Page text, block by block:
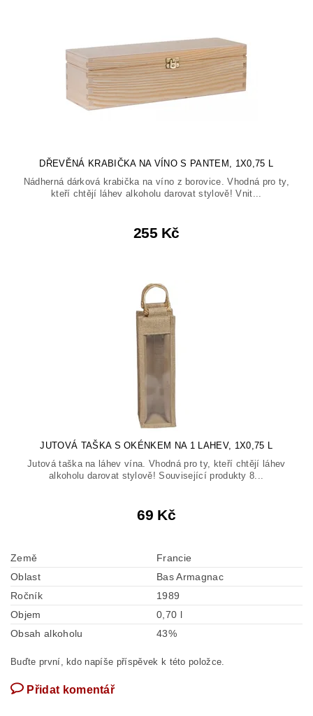
DŘEVĚNÁ KRABIČKA NA VÍNO S PANTEM, 1X0,75 L
Nádherná dárková krabička na víno z borovice. Vhodná pro ty,
kteří chtějí láhev alkoholu darovat stylově! Vnit...
255 Kč
JUTOVÁ TAŠKA S OKÉNKEM NA 1 LAHEV, 1X0,75 L
Jutová taška na láhev vína. Vhodná pro ty, kteří chtějí láhev
alkoholu darovat stylově! Související produkty 8...
69 Kč
Země
Francie
Oblast
Bas Armagnac
Ročník
1989
Objem
0,70 l
Obsah alkoholu
43%
Buďte první, kdo napíše příspěvek k této položce.
Přidat komentář